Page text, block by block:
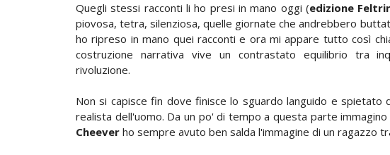
Quegli stessi racconti li ho presi in mano oggi (edizione
piovosa, tetra, silenziosa, quelle giornate che andrebbero
ho ripreso in mano quei racconti e ora mi appare tutto così
costruzione narrativa vive un contrastato equilibrio tra
rivoluzione.
Non si capisce fin dove finisce lo sguardo languido e
realista dell'uomo. Da un po' di tempo a questa parte
Cheever ho sempre avuto ben salda l'immagine di un ragazzo